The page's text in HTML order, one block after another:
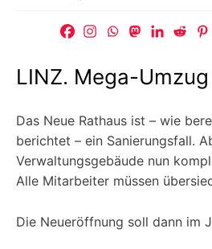
LINZ. Mega-
Das Neue Rathaus ist – wie
berichtet – ein Sanierungsfall.
Verwaltungsgebäude nun
Alle Mitarbeiter müssen
Die Neueröffnung soll dann im